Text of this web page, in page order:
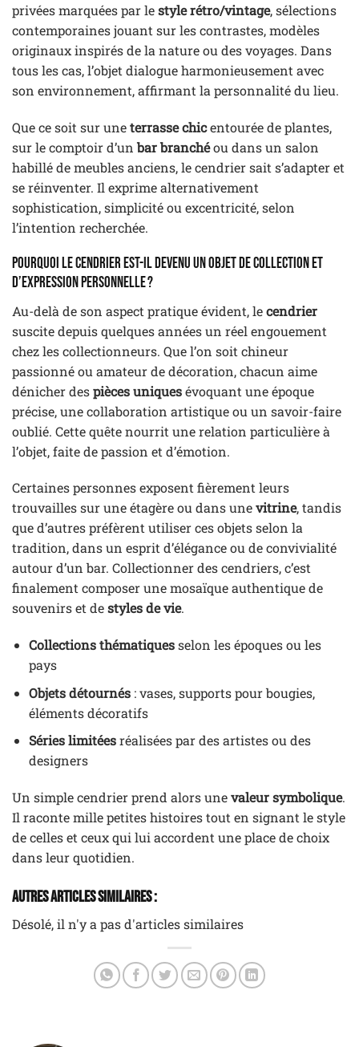
privées marquées par lestyle rétro/vintage, sélections
contemporaines jouant sur les contrastes, modèles
originaux inspirés de la nature ou des voyages. Dans
tous les cas, l’objet dialogue harmonieusement avec
son environnement, affirmant la personnalité du lieu.
Que ce soit sur uneterrasse chicentourée de plantes,
sur le comptoir d’un bar branchéou dans un salon
habillé de meubles anciens, le cendrier sait s’adapter et
se réinventer. Il exprime alternativement
sophistication, simplicité ou excentricité, selon
l’intention recherchée.
Pourquoi le cendrier est-il devenu un objet de collection et
d’expression personnelle ?
Au-delà de son aspect pratique évident, lecendrier
suscite depuis quelques années un réel engouement
chez les collectionneurs. Que l’on soit chineur
passionné ou amateur de décoration, chacun aime
dénicher despièces uniquesévoquant une époque
précise, une collaboration artistique ou un savoir-faire
oublié. Cette quête nourrit une relation particulière à
l’objet, faite de passion et d’émotion.
Certaines personnes exposent fièrement leurs
trouvailles sur une étagère ou dans unevitrine, tandis
que d’autres préfèrent utiliser ces objets selon la
tradition, dans un esprit d’élégance ou de convivialité
autour d’un bar. Collectionner des cendriers, c’est
finalement composer une mosaïque authentique de
souvenirs et destyles de vie.
Collections thématiquesselon les époques ou les
pays
Objets détournés: vases, supports pour bougies,
éléments décoratifs
Séries limitéesréalisées par des artistes ou des
designers
Un simple cendrier prend alors unevaleur symbolique.
Il raconte mille petites histoires tout en signant le style
de celles et ceux qui lui accordent une place de choix
dans leur quotidien.
Autres Articles Similaires :
Désolé, il n'y a pas d'articles similaires